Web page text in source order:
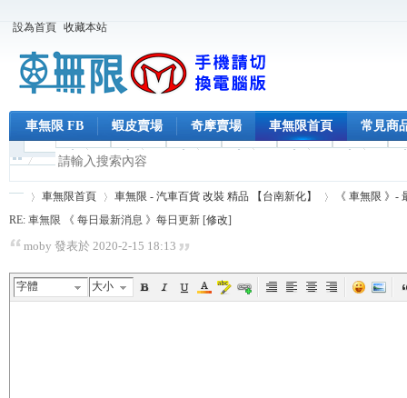
設為首頁 收藏本站
車無限 FB 蝦皮賣場 奇摩賣場 車無限首頁 常見商
車 ›
車無限首頁
›
車無限 - 汽車百貨 改裝 精品 【台南新化】
›
《 車無限 》-
RE: 車無限 《 每日最新消息 》每日更新 [修改]
moby 發表於 2020-2-15 18:13
字體 大小